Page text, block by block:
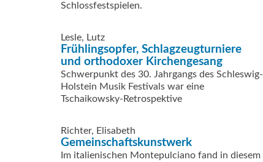
Schlossfestspielen.
Lesle, Lutz
Frühlingsopfer, Schlagzeugturniere
und orthodoxer Kirchengesang
Schwerpunkt des 30. Jahrgangs des Schleswig-
Holstein Musik Festivals war eine
Tschaikowsky-Retrospektive
Richter, Elisabeth
Gemeinschaftskunstwerk
Im italienischen Montepulciano fand in diesem